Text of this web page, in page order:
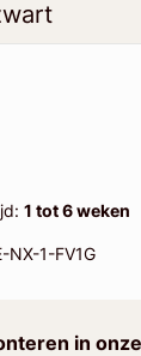
1 tot 6 weken
NX-1-FV1G
in